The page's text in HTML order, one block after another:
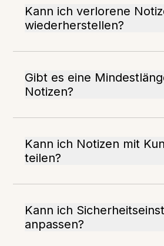
Kann ich verlorene
wiederherstellen?
Gibt es eine
Notizen?
Kann ich Notizen mit
teilen?
Kann ich
anpassen?